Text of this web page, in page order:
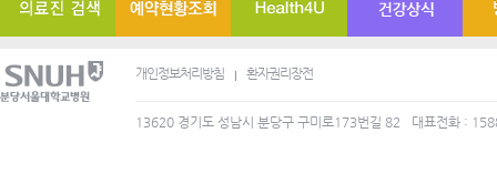
개인정보처리방침 환자권리장전
13620 경기도 성남시 분당구 구미로173번길 82 대표전화 :